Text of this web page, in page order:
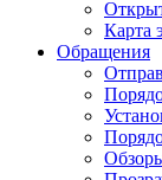
Карта
Обращения